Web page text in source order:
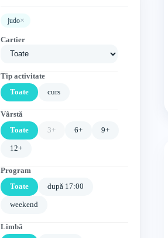
judo×
Cartier
Tip activitate
Toate
curs
Vârstă
Toate
3+ 6+ 9+
12+
Program
Toate
după 17:00
weekend
Limbă